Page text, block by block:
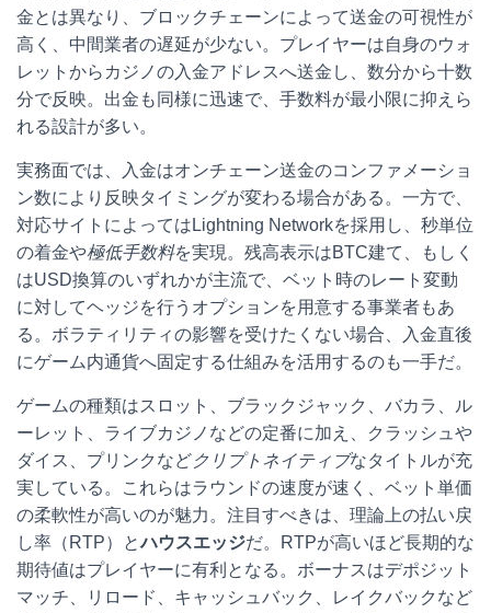
金とは異なり、ブロックチェーンによって送金の可視性が
高く、中間業者の遅延が少ない。プレイヤーは自身のウォ
レットからカジノの入金アドレスへ送金し、数分から十数
分で反映。出金も同様に迅速で、手数料が最小限に抑えら
れる設計が多い。
実務面では、入金はオンチェーン送金のコンファメーショ
ン数により反映タイミングが変わる場合がある。一方で、
対応サイトによってはLightning Networkを採用し、秒単位
の着金や極低手数料を実現。残高表示はBTC建て、もしく
はUSD換算のいずれかが主流で、ベット時のレート変動
に対してヘッジを行うオプションを用意する事業者もあ
る。ボラティリティの影響を受けたくない場合、入金直後
にゲーム内通貨へ固定する仕組みを活用するのも一手だ。
ゲームの種類はスロット、ブラックジャック、バカラ、ル
ーレット、ライブカジノなどの定番に加え、クラッシュや
ダイス、プリンクなどクリプトネイティブなタイトルが充
実している。これらはラウンドの速度が速く、ベット単価
の柔軟性が高いのが魅力。注目すべきは、理論上の払い戻
し率（RTP）とハウスエッジだ。RTPが高いほど長期的な
期待値はプレイヤーに有利となる。ボーナスはデポジット
マッチ、リロード、キャッシュバック、レイクバックなど